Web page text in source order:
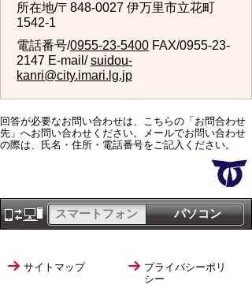
所在地/〒848-0027 伊万里市立花町
1542-1
電話番号/0955-23-5400 FAX/0955-23-
2147 E-mail/suidou-
kanri@city.imari.lg.jp
回答が必要なお問い合わせは、こちらの「お問合わせ
先」へお問い合わせください。メールでお問い合わせ
の際は、氏名・住所・電話番号をご記入ください。
パソコン
スマートフォン
サイトマップ
プライバシーポリ
シー